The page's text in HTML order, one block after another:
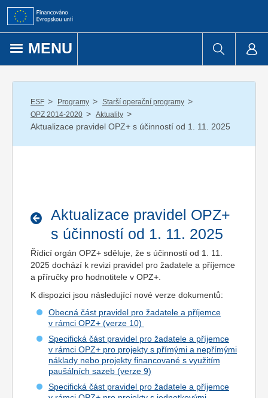
Přejít k obsahu
MENU
ESF / Programy / Starší operační programy /
OPZ 2014-2020 / Aktuality /
Aktualizace pravidel OPZ+ s účinností od 1. 11. 2025
Aktualizace pravidel OPZ+
s účinností od 1. 11. 2025
Řídicí orgán OPZ+ sděluje, že s účinností od 1. 11.
2025 dochází k revizi pravidel pro žadatele a příjemce
a příručky pro hodnotitele v OPZ+.
K dispozici jsou následující nové verze dokumentů:
Obecná část pravidel pro žadatele a příjemce
v rámci OPZ+ (verze 10)
Specifická část pravidel pro žadatele a příjemce
v rámci OPZ+ pro projekty s přímými a nepřímými
náklady nebo projekty financované s využitím
paušálních sazeb (verze 9)
Specifická část pravidel pro žadatele a příjemce